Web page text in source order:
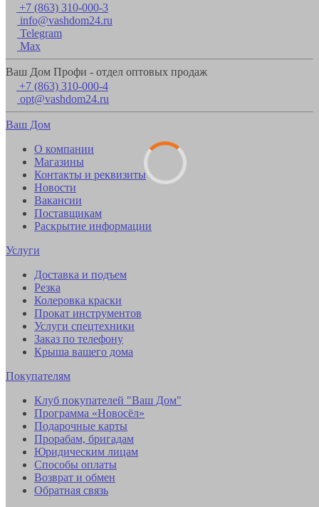
+7 (863) 310-000-3
info@vashdom24.ru
Telegram
Max
Ваш Дом Профи - отдел оптовых продаж
+7 (863) 310-000-4
opt@vashdom24.ru
Ваш Дом
О компании
Магазины
Контакты и реквизиты
Новости
Вакансии
Поставщикам
Раскрытие информации
Услуги
Доставка и подъем
Резка
Колеровка краски
Прокат инструментов
Услуги спецтехники
Заказ по телефону
Крыша вашего дома
Покупателям
Клуб покупателей "Ваш Дом"
Программа «Новосёл»
Подарочные карты
Прорабам, бригадам
Юридическим лицам
Способы оплаты
Возврат и обмен
Обратная связь